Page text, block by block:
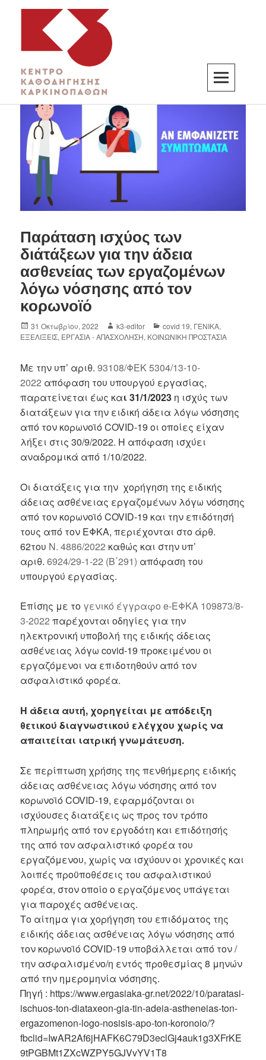
K3
ΚΕΝΤΡΟ ΚΑΘΟΔΗΓΗΣΗΣ ΚΑΡΚΙΝΟΠΑΘΩΝ
Παράταση ισχύος των
διάτάξεων για την άδεια
ασθενείας των εργαζομένων
λόγω νόσησης από τον
κορωνοϊό
31 Οκτωβρίου, 2022 k3-editor covid 19, ΓΕΝΙΚΑ,
ΕΞΕΛΙΞΕΙΣ, ΕΡΓΑΣΙΑ - ΑΠΑΣΧΟΛΗΣΗ, ΚΟΙΝΩΝΙΚΗ ΠΡΟΣΤΑΣΙΑ
Με την υπ’ αριθ.93108/ΦΕΚ 5304/13-10-
2022 απόφαση του υπουργού εργασίας,
παρατείνεται έως και 31/1/2023 η ισχύς των
διατάξεων για την ειδική άδεια λόγω νόσησης
από τον κορωνοϊό COVID-19 οι οποίες είχαν
λήξει στις 30/9/2022. Η απόφαση ισχύει
αναδρομικά από 1/10/2022.
Οι διατάξεις για την χορήγηση της ειδικής
άδειας ασθένειας εργαζομένων λόγω νόσησης
από τον κορωνοϊό COVID-19 και την επιδότησή
τους από τον ΕΦΚΑ, περιέχονται στο άρθ.
62του Ν. 4886/2022 καθώς και στην υπ’
αριθ.6924/29-1-22 (Β΄291) απόφαση του
υπουργού εργασίας.
Επίσης με το γενικό έγγραφο e-ΕΦΚΑ 109873/8-
3-2022 παρέχονται οδηγίες για την
ηλεκτρονική υποβολή της ειδικής άδειας
ασθένειας λόγω covid-19 προκειμένου οι
εργαζόμενοι να επιδοτηθούν από τον
ασφαλιστικό φορέα.
Η άδεια αυτή, χορηγείται με απόδειξη
θετικού διαγνωστικού ελέγχου χωρίς να
απαιτείται ιατρική γνωμάτευση.
Σε περίπτωση χρήσης της πενθήμερης ειδικής
άδειας ασθένειας λόγω νόσησης από τον
κορωνοϊό COVID-19, εφαρμόζονται οι
ισχύουσες διατάξεις ως προς τον τρόπο
πληρωμής από τον εργοδότη και επιδότησής
της από τον ασφαλιστικό φορέα του
εργαζόμενου, χωρίς να ισχύουν οι χρονικές και
λοιπές προϋποθέσεις του ασφαλιστικού
φορέα, στον οποίο ο εργαζόμενος υπάγεται
για παροχές ασθένειας.
Το αίτημα για χορήγηση του επιδόματος της
ειδικής άδειας ασθένειας λόγω νόσησης από
τον κορωνοϊό COVID-19 υποβάλλεται από τον /
την ασφαλισμένο/η εντός προθεσμίας 8 μηνών
από την ημερομηνία νόσησης.
Πηγή : https://www.ergasiaka-gr.net/2022/10/paratasi-
ischuos-ton-diataxeon-gia-tin-adeia-astheneias-ton-
ergazomenon-logo-nosisis-apo-ton-koronoio/?
fbclid=IwAR2Af6jHAFK6C79D3eclGj4auk1g3XFrKE
9tPGBMt1ZXcWZPY5GJVvYV1T8